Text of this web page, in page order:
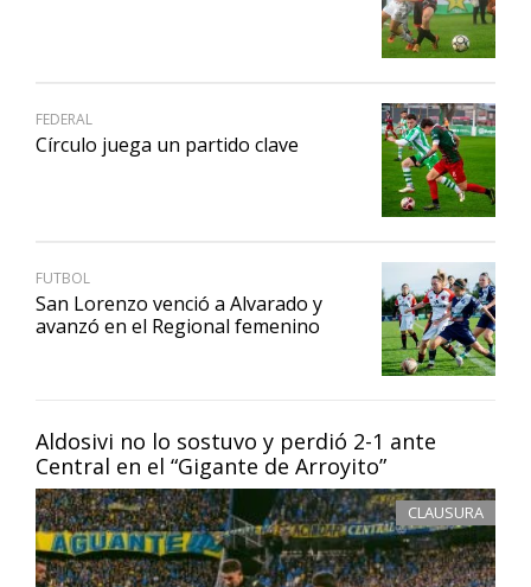
Aldosivi no lo sostuvo y perdió 2-1 ante
Central en el “Gigante de Arroyito”
CLAUSURA
FEDERAL
Círculo juega un partido clave
FUTBOL
San Lorenzo venció a Alvarado y
avanzó en el Regional femenino